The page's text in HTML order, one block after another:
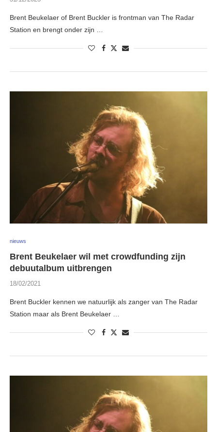
Brent Beukelaer of Brent Buckler is frontman van The Radar
Station en brengt onder zijn …
nieuws
Brent Beukelaer wil met crowdfunding zijn
debuutalbum uitbrengen
18/02/2021
Brent Buckler kennen we natuurlijk als zanger van The Radar
Station maar als Brent Beukelaer …